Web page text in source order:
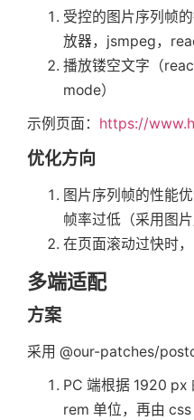
}
}
});
export const
await
}
return;
return
         debug
         lng
:
受控的图片序列帧
放器，jsmpeg，
播放镂空文字（
mode）
示例页面： https://
优化方向
图片序列帧的性能
帧率过低（采用图
在页面滚动过快时
多端适配
方案
采用 @our-patches/
PC 端根据 1920 px
rem 单位，再由